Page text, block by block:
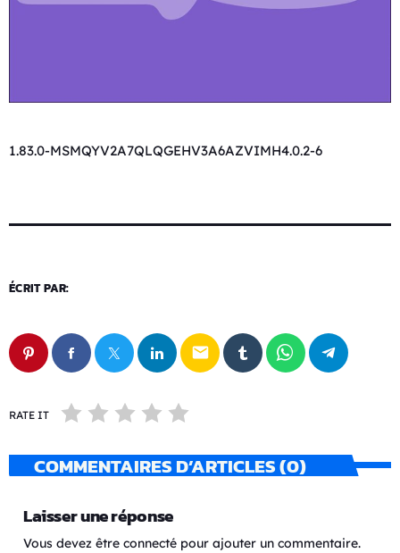
1.83.0-MSMQYV2A7QLQGEHV3A6AZVIMH4.0.2-6
ÉCRIT PAR:
email
RATE IT
COMMENTAIRES D’ARTICLES (0)
Laisser une réponse
Vous devez être connecté pour ajouter un commentaire.